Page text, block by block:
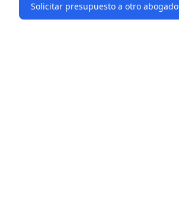
Solicitar presupuesto a otro abogado